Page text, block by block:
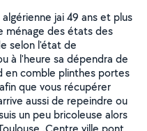
jai 49 ans et plus
ménage des états des
selon l'état de
à l'heure sa dépendra de
comble plinthes portes
que vous récupérer
aussi de repeindre ou
un peu bricoleuse alors